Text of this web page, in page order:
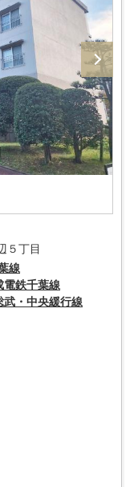
５丁目
線
電鉄千葉線
武・中央緩行線